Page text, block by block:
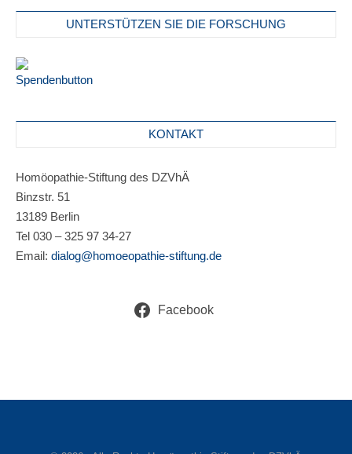
UNTERSTÜTZEN SIE DIE FORSCHUNG
KONTAKT
Homöopathie-Stiftung des DZVhÄ
Binzstr. 51
13189 Berlin
Tel 030 – 325 97 34-27
Email: dialog@homoeopathie-stiftung.de
Facebook